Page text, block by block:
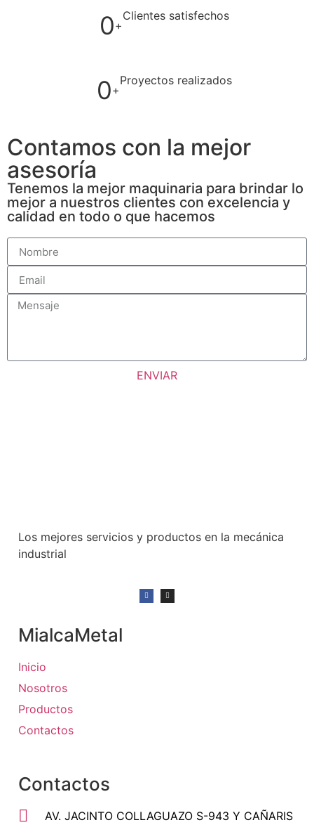
0+
Clientes satisfechos
0+
Proyectos realizados
Contamos con la mejor
asesoría
Tenemos la mejor maquinaria para brindar lo
mejor a nuestros clientes con excelencia y
calidad en todo o que hacemos
ENVIAR
Los mejores servicios y productos en la mecánica
industrial
MialcaMetal
Inicio
Nosotros
Productos
Contactos
Contactos
AV. JACINTO COLLAGUAZO S-943 Y CAÑARIS